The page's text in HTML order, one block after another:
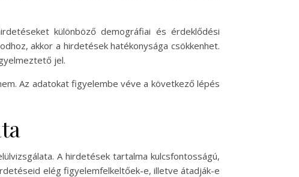
különböző demográfiai és érdeklődési
akkor a hirdetések hatékonysága csökkenhet.
jel.
Az adatokat figyelembe véve a következő lépés
A hirdetések tartalma kulcsfontosságú,
elég figyelemfelkeltőek-e, illetve átadják-e